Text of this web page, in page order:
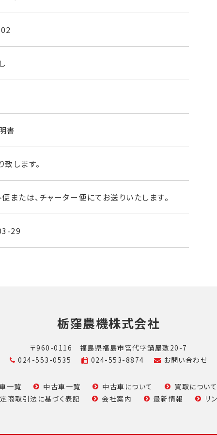
かかる場合があります。
安心してお使いいただけます。
り軸のガタ
書
します。
便または、チャーター便にてお送りいたします。
29
栃窪農機株式会社
〒960-0116 福島県福島市宮代字鍋屋敷20-7
024-553-0535
024-553-8874 お問い合わせ
一覧 中古車一覧 中古車について
買取につい
商取引法に基づく表記
会社案内 最新情報 リ